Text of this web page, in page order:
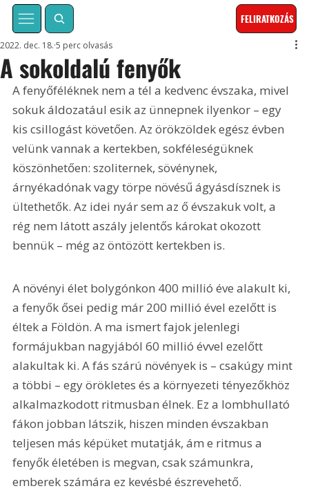
FELIRATKOZÁS
A sokoldalú fenyők
2022. dec. 18. 5 perc olvasás
A fenyőféléknek nem a tél a kedvenc évszaka, mivel
sokuk áldozatául esik az ünnepnek ilyenkor – egy
kis csillogást követően. Az örökzöldek egész évben
velünk vannak a kertekben, sokféleségüknek
köszönhetően: szoliternek, sövénynek,
árnyékadónak vagy törpe növésű ágyásdísznek is
ültethetők. Az idei nyár sem az ő évszakuk volt, a
rég nem látott aszály jelentős károkat okozott
bennük – még az öntözött kertekben is.
A növényi élet bolygónkon 400 millió éve alakult ki,
a fenyők ősei pedig már 200 millió ével ezelőtt is
éltek a Földön. A ma ismert fajok jelenlegi
formájukban nagyjából 60 millió évvel ezelőtt
alakultak ki. A fás szárú növények is – csakúgy mint
a többi – egy örökletes és a környezeti tényezőkhöz
alkalmazkodott ritmusban élnek. Ez a lombhullató
fákon jobban látszik, hiszen minden évszakban
teljesen más képüket mutatják, ám e ritmus a
fenyők életében is megvan, csak számunkra,
emberek számára ez kevésbé észrevehető.